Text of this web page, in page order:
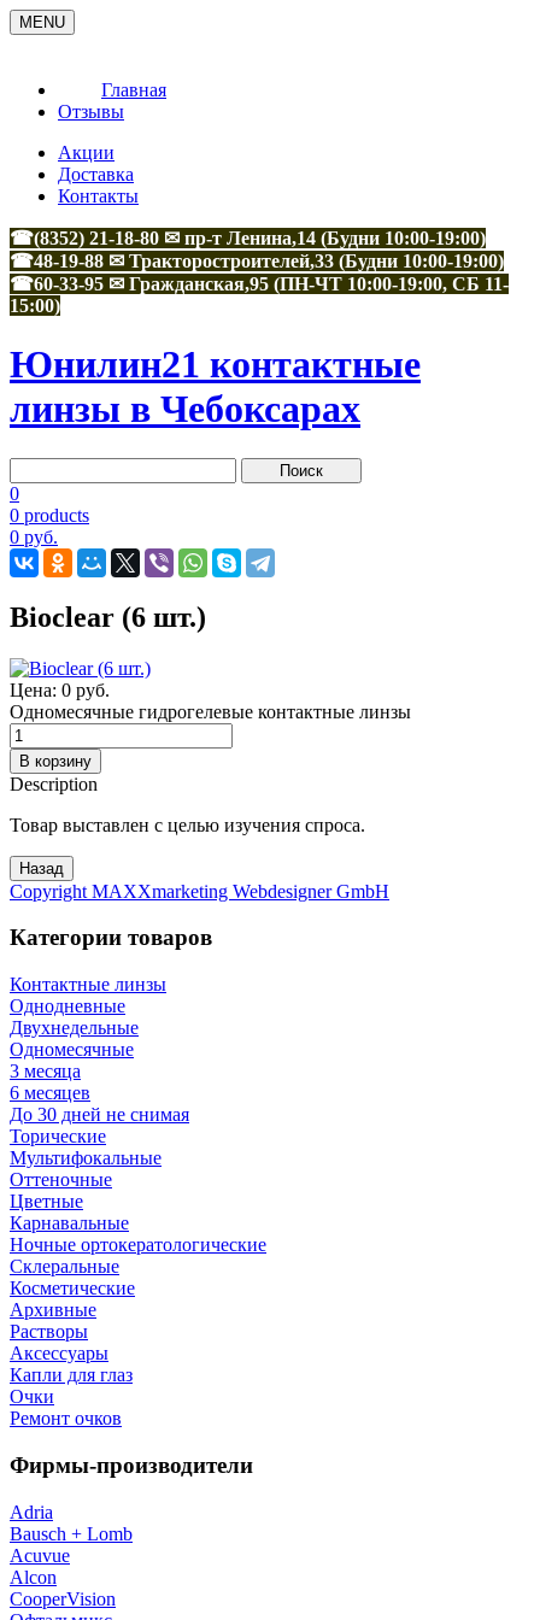
MENU
Главная
Отзывы
Акции
Доставка
Контакты
☎(8352) 21-18-80 ✉ пр-т Ленина,14 (Будни 10:00-19:00)
☎48-19-88 ✉ Тракторостроителей,33 (Будни 10:00-19:00)
☎60-33-95 ✉ Гражданская,95 (ПН-ЧТ 10:00-19:00, СБ 11-
15:00)
Юнилин21 контактные
линзы в Чебоксарах
0
0 products
0 руб.
Bioclear (6 шт.)
Цена: 0 руб.
Одномесячные гидрогелевые контактные линзы
Description
Товар выставлен с целью изучения спроса.
Copyright MAXXmarketing Webdesigner GmbH
Категории товаров
Контактные линзы
Однодневные
Двухнедельные
Одномесячные
3 месяца
6 месяцев
До 30 дней не снимая
Торические
Мультифокальные
Оттеночные
Цветные
Карнавальные
Ночные ортокератологические
Склеральные
Косметические
Архивные
Растворы
Аксессуары
Капли для глаз
Очки
Ремонт очков
Фирмы-производители
Adria
Bausch + Lomb
Acuvue
Alcon
CooperVision